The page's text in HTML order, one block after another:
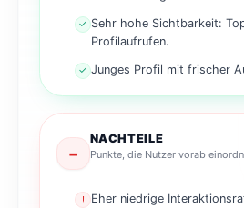
✓ Sehr hohe Sichtbarkeit:
Profilaufrufen.
✓ Junges Profil mit frischer
−
NACHTEILE
Punkte, die Nutzer vorab
! Eher niedrige